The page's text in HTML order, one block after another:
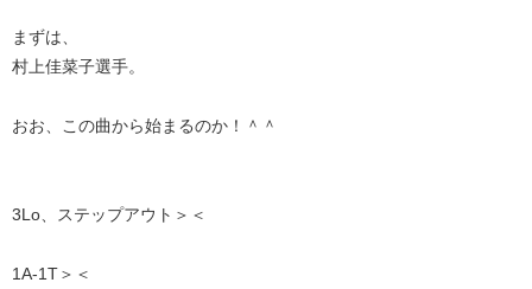
まずは、
村上佳菜子選手。
おお、この曲から始まるのか！＾＾
3Lo、ステップアウト＞＜
1A-1T＞＜